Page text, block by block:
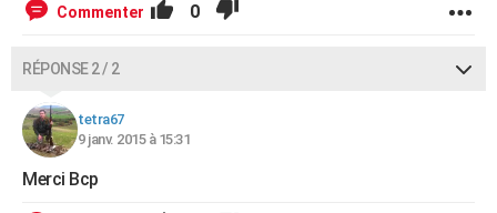
Commenter 0
RÉPONSE 2 / 2
tetra67
9 janv. 2015 à 15:31
Merci Bcp